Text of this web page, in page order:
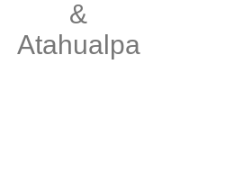
&
Atahualpa